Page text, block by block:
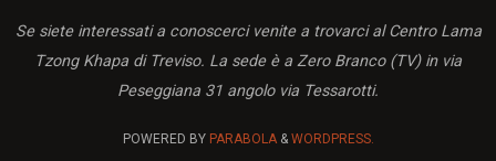
Se siete interessati a conoscerci venite a trovarci al Centro Lama
Tzong Khapa di Treviso. La sede è a Zero Branco (TV) in via
Peseggiana 31 angolo via Tessarotti.
POWERED BY PARABOLA& WORDPRESS.